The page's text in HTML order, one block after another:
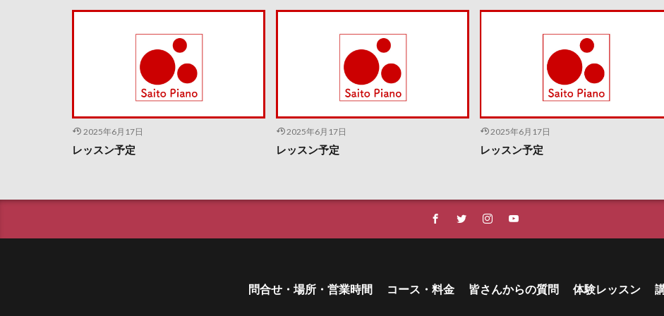
2025年6月17日
レッスン予定
2025年6月17日
レッスン予定
2025年6月17日
レッスン予定
問合せ・場所・営業時間 コース・料金 皆さんからの質問 体験レッスン